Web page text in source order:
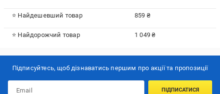
⭐ Найдешевший товар 859 ₴
⭐ Найдорожчий товар 1 049 ₴
Підписуйтесь, щоб дізнаватись першим про акції та пропозиції
ПІДПИСАТИСЯ